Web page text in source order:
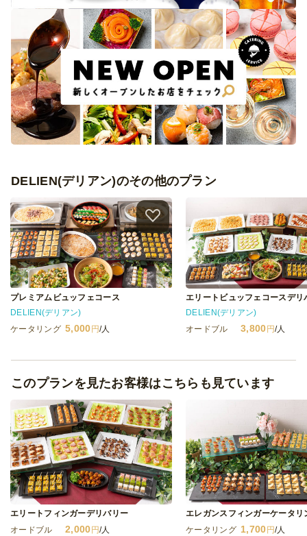
DELIEN(デリアン)のその他のプラン
プレミアムビュッフェコース
DELIEN(デリアン)
ケータリング 5,000円/人
エリートビュッフェコースデリ
DELIEN(デリアン)
オードブル
3,800円/人
このプランを見たお客様はこちらも見ています
エリートフィンガーデリバリー
オードブル
2,000 円/人
エレガンスフィンガーケータリ
ケータリング 1,700 円/人